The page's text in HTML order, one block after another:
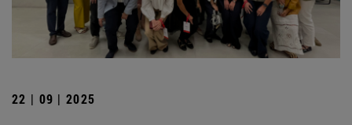
22 | 09 | 2025